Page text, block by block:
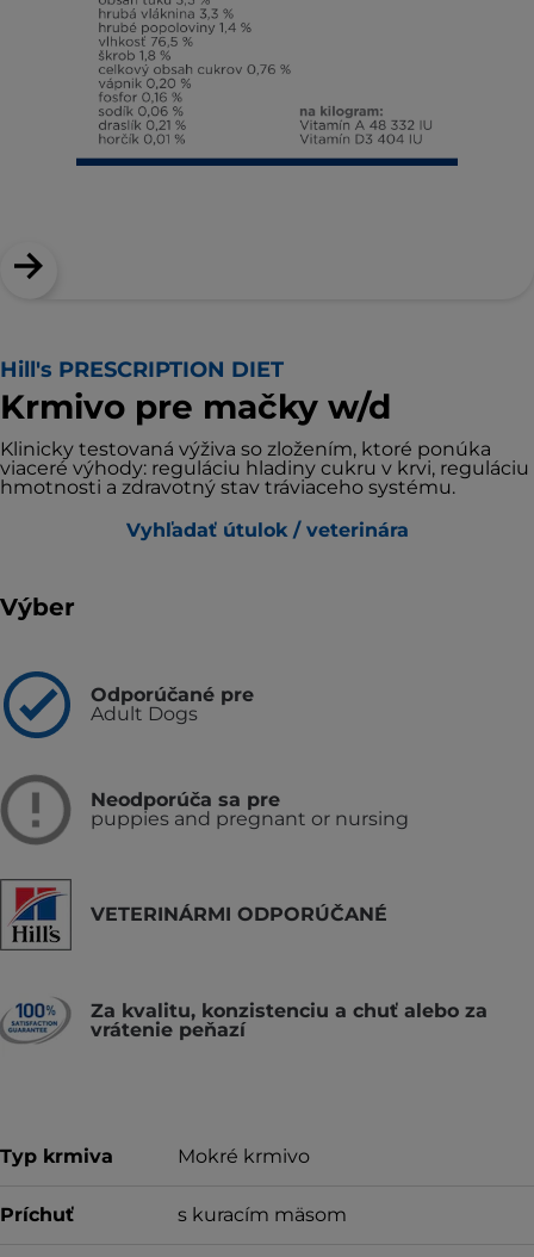
Hill's PRESCRIPTION DIET
Krmivo pre mačky w/d
Klinicky testovaná výživa so zložením, ktoré ponúka
viaceré výhody: reguláciu hladiny cukru v krvi, reguláciu
hmotnosti a zdravotný stav tráviaceho systému.
Vyhľadať útulok / veterinára
Výber
Odporúčané pre
Adult Dogs
Neodporúča sa pre
puppies and pregnant or nursing
VETERINÁRMI ODPORÚČANÉ
Za kvalitu, konzistenciu a chuť alebo za
vrátenie peňazí
Typ krmiva Mokré krmivo
Príchuť s kuracím mäsom